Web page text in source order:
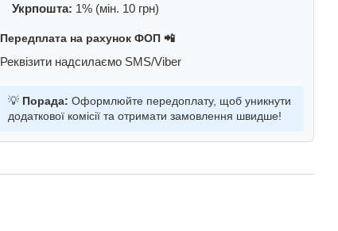
Укрпошта: 1% (мін. 10 грн)
Передплата на рахунок ФОП 📲
Реквізити надсилаємо SMS/Viber
💡 Порада: Оформлюйте передоплату, щоб уникнути
додаткової комісії та отримати замовлення швидше!